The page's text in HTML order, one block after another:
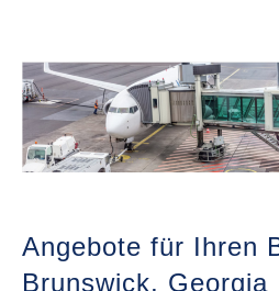
Angebote für Ihren
Brunswick, Georgia